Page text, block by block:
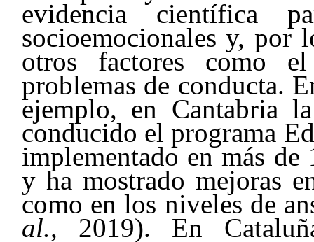
evidencia científica
socioemocionales y, por
otros factores como
problemas de conducta.
ejemplo, en Cantabria
conducido el programa
implementado en más de
y ha mostrado mejoras
como en los niveles de
al., 2019). En